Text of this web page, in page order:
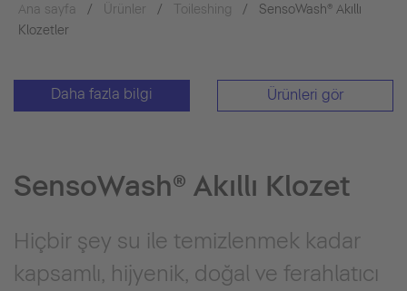
Ana sayfa Ürünler Toileshing
SensoWash® Akıllı
Klozetler
Daha fazla bilgi Ürünleri gör
SensoWash® Akıllı Klozet
Hiçbir şey su ile temizlenmek kadar
kapsamlı, hijyenik, doğal ve ferahlatıcı